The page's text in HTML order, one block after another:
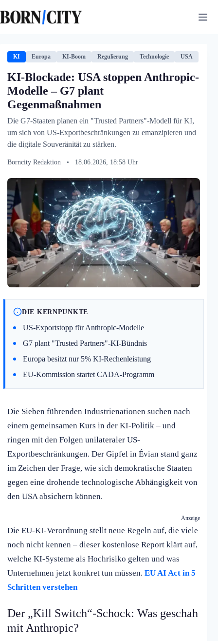
Inhalt
springen
KI Europa KI-Boom Regulierung Technologie USA
KI-Blockade: USA stoppen Anthropic-
Modelle – G7 plant
Gegenmaßnahmen
Die G7-Staaten planen ein "Trusted Partners"-Modell für KI,
um sich von US-Exportbeschränkungen zu emanzipieren und
die digitale Souveränität zu stärken.
Borncity Redaktion • 18.06.2026, 18:58 Uhr
DIE KERNPUNKTE
US-Exportstopp für Anthropic-Modelle
G7 plant "Trusted Partners"-KI-Bündnis
Europa besitzt nur 5% KI-Rechenleistung
EU-Kommission startet CADA-Programm
Die Sieben führenden Industrienationen suchen nach
einem gemeinsamen Kurs in der KI-Politik – und
ringen mit den Folgen unilateraler US-
Exportbeschränkungen. Der Gipfel in Évian stand ganz
im Zeichen der Frage, wie sich demokratische Staaten
gegen eine drohende technologische Abhängigkeit von
den USA absichern können.
Anzeige
Die EU-KI-Verordnung stellt neue Regeln auf, die viele
noch nicht kennen – dieser kostenlose Report klärt auf,
welche KI-Systeme als Hochrisiko gelten und was
Unternehmen jetzt konkret tun müssen. EU AI Act in 5
Schritten verstehen
Der „Kill Switch“-Schock: Was geschah
mit Anthropic?